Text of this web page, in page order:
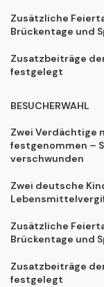
Zusätzliche
Brückentage und
Zusatzbeiträge
festgelegt
BESUCHERWAHL
Zwei Verdächtige
festgenommen –
verschwunden
Zwei deutsche
Zusätzliche
Brückentage und
Zusatzbeiträge
festgelegt